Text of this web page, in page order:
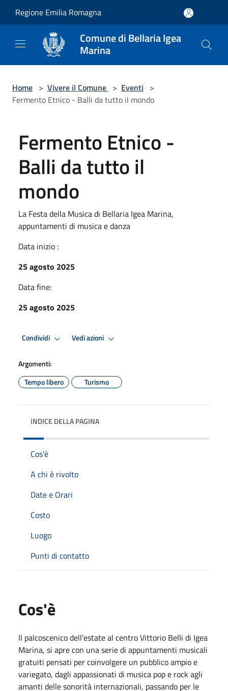
Regione Emilia Romagna
Comune di Bellaria Igea
Marina
Home > Vivere il Comune > Eventi >
Fermento Etnico - Balli da tutto il mondo
Fermento Etnico -
Balli da tutto il
mondo
La Festa della Musica di Bellaria Igea Marina,
appuntamenti di musica e danza
Data inizio :
25 agosto 2025
Data fine:
25 agosto 2025
Condividi Vedi azioni
Argomenti:
Tempo libero
Turismo
INDICE DELLA PAGINA
Cos'è
A chi è rivolto
Date e Orari
Costo
Luogo
Punti di contatto
Cos'è
Il palcoscenico dell’estate al centro Vittorio Belli di Igea
Marina, si apre con una serie di appuntamenti musicali
gratuiti pensati per coinvolgere un pubblico ampio e
variegato, dagli appassionati di musica pop e rock agli
amanti delle sonorità internazionali, passando per le